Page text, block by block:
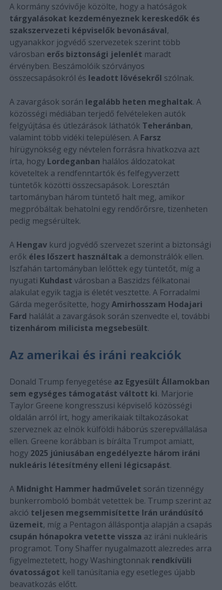
A kormány szóvivője közölte, hogy a hatóságok
tárgyalásokat kezdeményeznek kereskedők és
szakszervezeti képviselők bevonásával,
ugyanakkor jogvédő szervezetek szerint több
városban erős biztonsági jelenlét maradt
érvényben. Beszámolóik szórványos
összecsapásokról és leadott lövésekről szólnak.
A zavargások során legalább heten meghaltak. A
közösségi médiában terjedő felvételeken autók
felgyújtása és útlezárások láthatók Teheránban,
valamint több vidéki településen. A Farsz
hírügynökség egy névtelen forrásra hivatkozva azt
írta, hogy Lordeganban halálos áldozatokat
követeltek a rendfenntartók és felfegyverzett
tüntetők közötti összecsapások. Loresztán
tartományban három tüntető halt meg, amikor
megpróbáltak behatolni egy rendőrőrsre, tizenheten
pedig megsérültek.
A Hengavkurd jogvédő szervezet szerint a biztonsági
erők éles lőszert használtak a demonstrálók ellen.
Iszfahán tartományban lelőttek egy tüntetőt, míg a
nyugati Kuhdast városban a Baszidzs félkatonai
alakulat egyik tagja is életét vesztette. A Forradalmi
Gárda megerősítette, hogyAmirhosszam Hodajari
Fard halálát a zavargások során szenvedte el, további
tizenhárom milicista megsebesült.
Az amerikai és iráni reakciók
Donald Trump fenyegetése az Egyesült Államokban
sem egységes támogatást váltott ki. Marjorie
Taylor Greene kongresszusi képviselő közösségi
oldalán arról írt, hogy amerikaiak tiltakozásokat
szerveznek az elnök külföldi háborús szerepvállalása
ellen. Greene korábban is bírálta Trumpot amiatt,
hogy 2025 júniusában engedélyezte három iráni
nukleáris létesítmény elleni légicsapást.
A Midnight Hammer hadművelet során tizennégy
bunkerromboló bombát vetettek be. Trump szerint az
akció teljesen megsemmisítette Irán urándúsító
üzemeit, míg a Pentagon álláspontja alapján a csapás
csupán hónapokra vetette vissza az iráni nukleáris
programot. Tony Shaffer nyugalmazott alezredes arra
figyelmeztetett, hogy Washingtonnak rendkívüli
óvatosságot kell tanúsítania egy esetleges újabb
beavatkozás előtt.